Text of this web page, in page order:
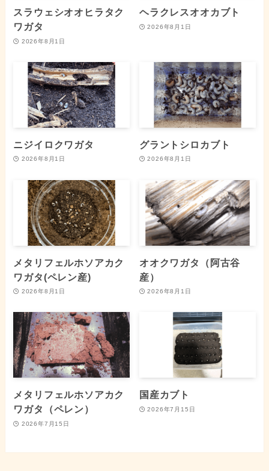
スラウェシオオヒラタク
ワガタ
2026年8月1日
ヘラクレスオオカブト
2026年8月1日
ニジイロクワガタ
2026年8月1日
グラントシロカブト
2026年8月1日
メタリフェルホソアカク
ワガタ(ペレン産)
2026年8月1日
オオクワガタ（阿古谷
産）
2026年8月1日
メタリフェルホソアカク
ワガタ（ペレン）
2026年7月15日
国産カブト
2026年7月15日